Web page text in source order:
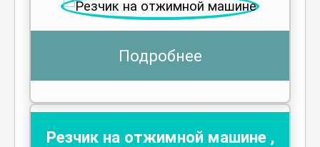
Подробнее
Резчик на отжимной машине ,